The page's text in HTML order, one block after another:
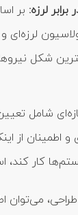
لرزه: بر
لرزه‌ای
شکل
شامل
و اطمینان از
کار کند،
طراحی،